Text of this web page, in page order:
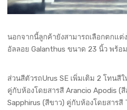
นอกจากนี้ลูกค้ายังสามารถเลือกตกแ
อัลลอย Galanthus ขนาด 23 นิ้ว พร้อม
ส่วนสีตัวรถUrus SE เพิ่มเติม 2 โทนสี
คู่กับห้องโดยสารสี Arancio Apodis (
Sapphirus (สีขาว) คู่กับห้องโดยสารสี